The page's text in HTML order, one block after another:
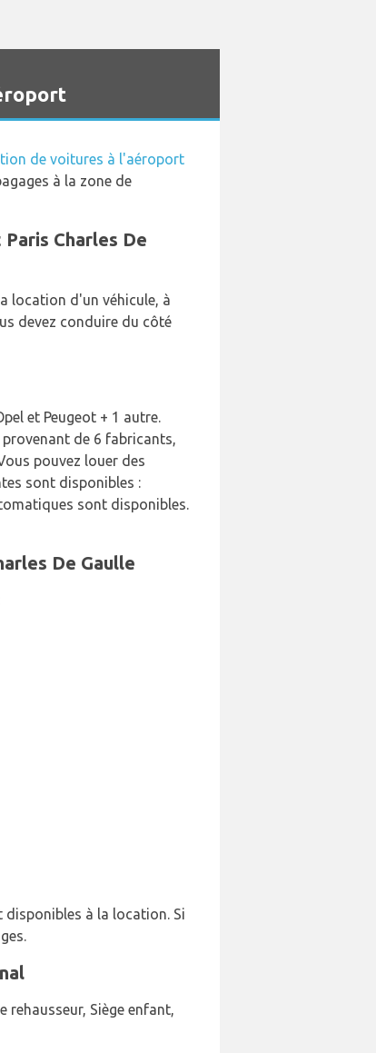
de voitures à l'aéroport
à la zone de
Charles De
location d'un véhicule, à
devez conduire du côté
et Peugeot + 1 autre.
de 6 fabricants,
pouvez louer des
sont disponibles :
sont disponibles.
De Gaulle
disponibles à la location. Si
rehausseur, Siège enfant,